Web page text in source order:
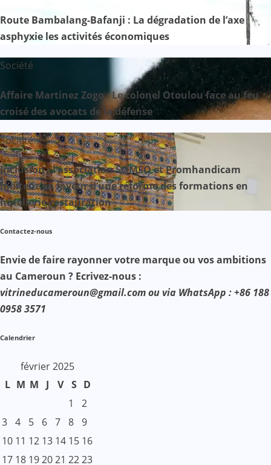
Route Bambalang-Bafanji : La dégradation de l’axe
asphyxie les activités économiques
Société
Affaire Martinez Zogo : Le colonel Otoulou face au feu
croisé des avocats de la défense
Société
Inclusion : l’association SOMSO et Promhandicam
militent en faveur d’une réforme des formations en
hôtellerie-restauration
Contactez-nous
Envie de faire rayonner votre marque ou vos ambitions
au Cameroun ? Ecrivez-nous :
vitrineducameroun@gmail.com ou via WhatsApp : +86 188
0958 3571
Calendrier
février 2025
L M M J V S D
1
2
3 4 5 6 7 8 9
10 11 12 13 14 15 16
17 18 192021 2223